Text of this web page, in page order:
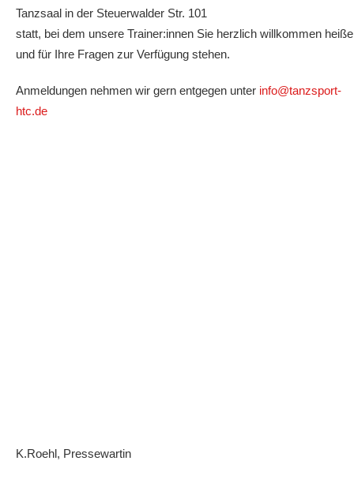
Tanzsaal in der Steuerwalder Str. 101
statt, bei dem unsere Trainer:innen Sie herzlich willkommen
und für Ihre Fragen zur Verfügung stehen.
Anmeldungen nehmen wir gern entgegen unter info@tanzsport-
htc.de
K.Roehl, Pressewartin